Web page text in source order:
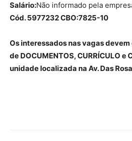
Salário:Não informado pela
Cód. 5977232 CBO:7825-10
Os interessados nas vagas
de DOCUMENTOS, CURRÍCULO e
unidade localizada na Av. Das